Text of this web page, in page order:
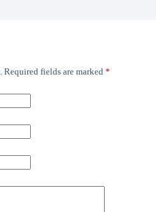
Required fields are marked *